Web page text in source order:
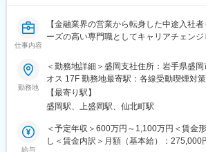
ーリングの機会を与える制度「キャリア
も実施しています。これらの研修会、研修
し、より挑戦意欲に溢れる行員のキャリア
す。
■当行が求める人物像：
岩手銀行の財産は「信用」の担い手であ
の成長が同行の成長、地域社会の発展につ
います。金融業界が目まぐるしく変化し続
力や行動力を持った「人」を求めていま
岩手のために貢献したいという熱い「想
仕事内容
【金融業界の営業から転身した中途入社
ーズの高い専門職としてキャリアチェン
福利厚生充実】
◎上場タイミングで勢いあるソニーフィナ
益の柱である中核企業！
◎経営戦略の一つである重要度の高い業務
■職務概要：
勤務地
＜勤務地詳細＞盛岡支社住所：岩手県盛
オス 17F 勤務地最寄駅：各線受動喫煙対
範囲：会社の定める事業所（リモートワー
【最寄り駅】
盛岡駅、上盛岡駅、仙北町駅
給与
＜予定年収＞600万円～1,100万円＜賃金
し＜賃金内訳＞月額（基本給）：275,000